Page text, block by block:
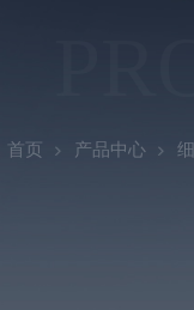
首页 产品中心